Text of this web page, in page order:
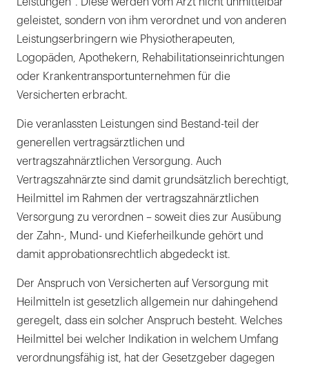
geleistet, sondern von ihm verordnet und von anderen
Leistungserbringern wie Physiotherapeuten,
Logopäden, Apothekern, Rehabilitationseinrichtungen
oder Krankentransportunternehmen für die
Versicherten erbracht.
Die veranlassten Leistungen sind Bestand-teil der
generellen vertragsärztlichen und
vertragszahnärztlichen Versorgung. Auch
Vertragszahnärzte sind damit grundsätzlich berechtigt,
Heilmittel im Rahmen der vertragszahnärztlichen
Versorgung zu verordnen – soweit dies zur Ausübung
der Zahn-, Mund- und Kieferheilkunde gehört und
damit approbationsrechtlich abgedeckt ist.
Der Anspruch von Versicherten auf Versorgung mit
Heilmitteln ist gesetzlich allgemein nur dahingehend
geregelt, dass ein solcher Anspruch besteht. Welches
Heilmittel bei welcher Indikation in welchem Umfang
verordnungsfähig ist, hat der Gesetzgeber dagegen